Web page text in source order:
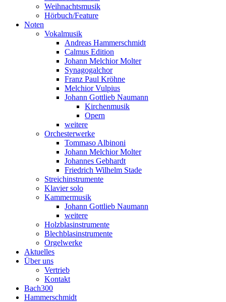
Weihnachtsmusik
Hörbuch/Feature
Noten
Vokalmusik
Andreas Hammerschmidt
Calmus Edition
Johann Melchior Molter
Synagogalchor
Franz Paul Kröhne
Melchior Vulpius
Johann Gottlieb Naumann
Kirchenmusik
Opern
weitere
Orchesterwerke
Tommaso Albinoni
Johann Melchior Molter
Johannes Gebhardt
Friedrich Wilhelm Stade
Streichinstrumente
Klavier solo
Kammermusik
Johann Gottlieb Naumann
weitere
Holzblasinstrumente
Blechblasinstrumente
Orgelwerke
Aktuelles
Über uns
Vertrieb
Kontakt
Bach300
Hammerschmidt